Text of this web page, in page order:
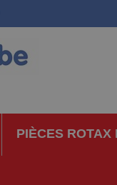
PIÈCES ROTAX